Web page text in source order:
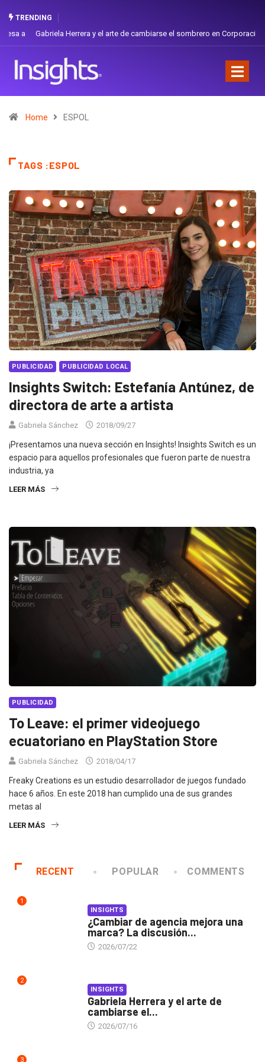
TRENDING
Gabriela Herrera y el arte de cambiarse el sombrero en Corporación
Home ESPOL
TAGS :ESPOL
PUBLICIDAD PUBLICIDAD LOCAL
Insights Switch: Estefanía Antúnez, de
directora de arte a artista
Gabriela Sánchez 2018/09/27
¡Presentamos una nueva sección en Insights! Insights Switch es un
espacio para aquellos profesionales que fueron parte de nuestra
industria, ya
LEER MÁS
PUBLICIDAD
To Leave: el primer videojuego
ecuatoriano en PlayStation Store
Gabriela Sánchez 2018/04/17
Freaky Creations es un estudio desarrollador de juegos fundado
hace 6 años. En este 2018 han cumplido una de sus grandes
metas al
LEER MÁS
RECENT POPULAR COMMENTS
1
INSIGHTS
¿Cambiar de agencia mejora una
marca? La discusión...
2026/07/22
2
INSIGHTS
Gabriela Herrera y el arte de
cambiarse el...
2026/07/16
3